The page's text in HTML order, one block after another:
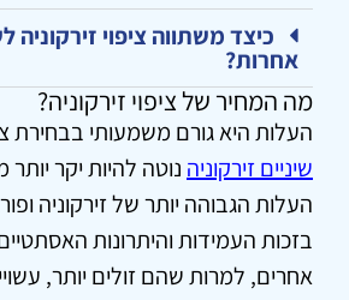
כיצד משתווה ציפוי זירקוניה
אחרות?
מה המחיר של ציפוי זירקוניה?
העלות היא גורם משמעותי בבחירת
שיניים זירקוניה נוטה להיות יקר יותר
העלות הגבוהה יותר של זירקוניה
בזכות העמידות והיתרונות
אחרים, למרות שהם זולים יותר,